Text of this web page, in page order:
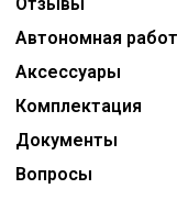
Автономная
Аксессуары
Комплектация
Документы
Вопросы